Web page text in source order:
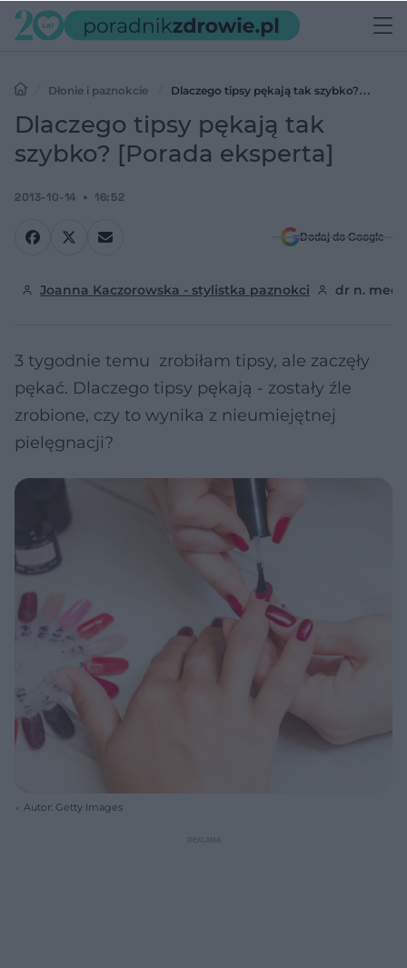
Dłonie i paznokcie
Dlaczego tipsy pękają tak szybko?
[Porada eksperta]
Dlaczego tipsy pękają tak
szybko? [Porada eksperta]
2013-10-14 16:52
Dodaj do Google
Joanna Kaczorowska - stylistka paznokci dr n. med.
3 tygodnie temu zrobiłam tipsy, ale zaczęły
pękać. Dlaczego tipsy pękają - zostały źle
zrobione, czy to wynika z nieumiejętnej
pielęgnacji?
Autor: Getty Images